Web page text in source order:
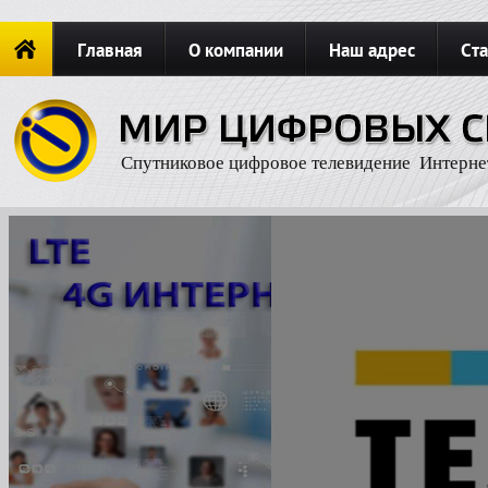
Главная О компании Наш адрес
Новости Карта сайта
Спутниковое цифровое телевидение